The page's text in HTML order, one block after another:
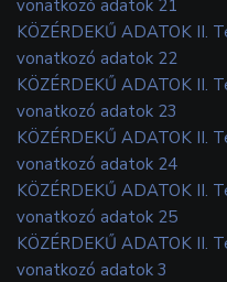
vonatkozó adatok 21
KÖZÉRDEKŰ ADATOK II.
vonatkozó adatok 22
KÖZÉRDEKŰ ADATOK II.
vonatkozó adatok 23
KÖZÉRDEKŰ ADATOK II.
vonatkozó adatok 24
KÖZÉRDEKŰ ADATOK II.
vonatkozó adatok 25
KÖZÉRDEKŰ ADATOK II.
vonatkozó adatok 3